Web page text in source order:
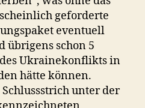
geforderte
eventuell
übrigens schon 5
Ukrainekonflikts in
hätte können.
unter der